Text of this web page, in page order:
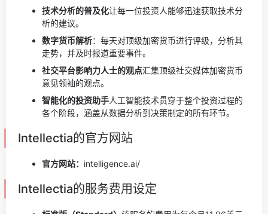
技术分析的普及化让每一位投资人能够迅速获取技术分
析的建议。
数字货币解析：每天对顶级加密货币进行评级，分析其
走势，并及时报道重要事件。
社交平台影响力人士的观点汇集顶级社交媒体加密货币
意见领袖的观点。
智能化的投资助手人工智能技术贯穿于整个投资过程的
各个阶段，涵盖从数据分析到决策制定的所有环节。
Intellectia的官方网站
官方网站： intelligence.ai/
Intellectia的服务费用设定